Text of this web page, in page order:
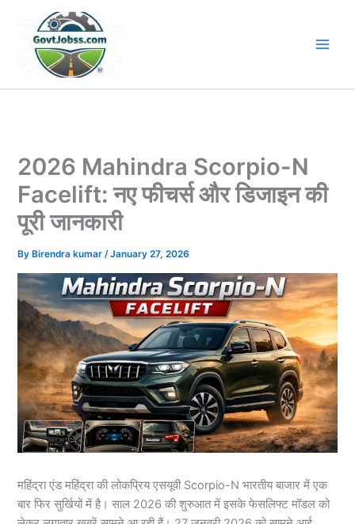
content
2026 Mahindra Scorpio-N
Facelift: नए फीचर्स और डिजाइन की
पूरी जानकारी
By Birendra kumar/January 27, 2026
महिंद्रा एंड महिंद्रा की लोकप्रिय एसयूवी Scorpio-N भारतीय बाजार में एक
बार फिर सुर्खियों में है। साल 2026 की शुरुआत में इसके फेसलिफ्ट मॉडल को